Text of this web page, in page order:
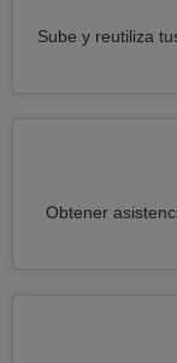
Sube y reutiliza
Obtener